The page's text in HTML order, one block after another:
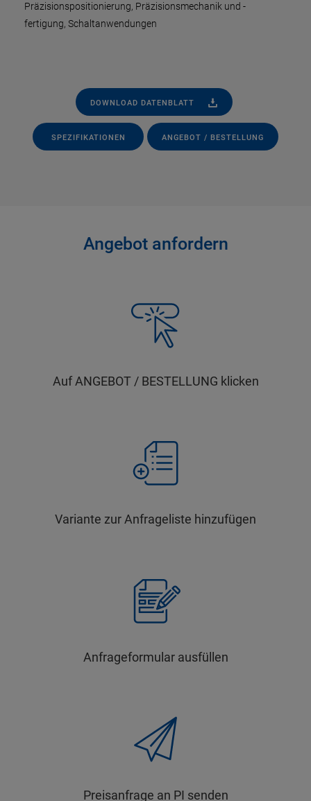
Präzisionspositionierung, Präzisionsmechanik und -
fertigung, Schaltanwendungen
DOWNLOAD DATENBLATT
SPEZIFIKATIONEN ANGEBOT / BESTELLUNG
Angebot anfordern
Auf ANGEBOT / BESTELLUNG klicken
Variante zur Anfrageliste hinzufügen
Anfrageformular ausfüllen
Preisanfrage an PI senden